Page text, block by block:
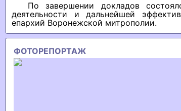
По завершении докладов
деятельности и дальнейшей
епархий Воронежской митрополии.
ФОТОРЕПОРТАЖ